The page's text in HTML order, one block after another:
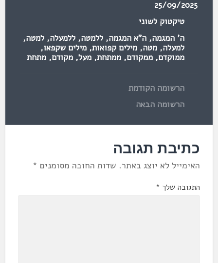
25/09/2025
טיקטוק לשוני
ה' המגמה,ה"א המגמה,ללמטה,ללמעלה,למטה,
למעלה,מטה,מילים קפואות,מילים שקפאו,
ממוקדם,ממקודם,ממתחת,מעל,מקודם,מתחת
הרשומה הקודמת
הרשומה הבאה
כתיבת תגובה
האימייל לא יוצג באתר. שדות החובה מסומנים *
התגובה שלך *